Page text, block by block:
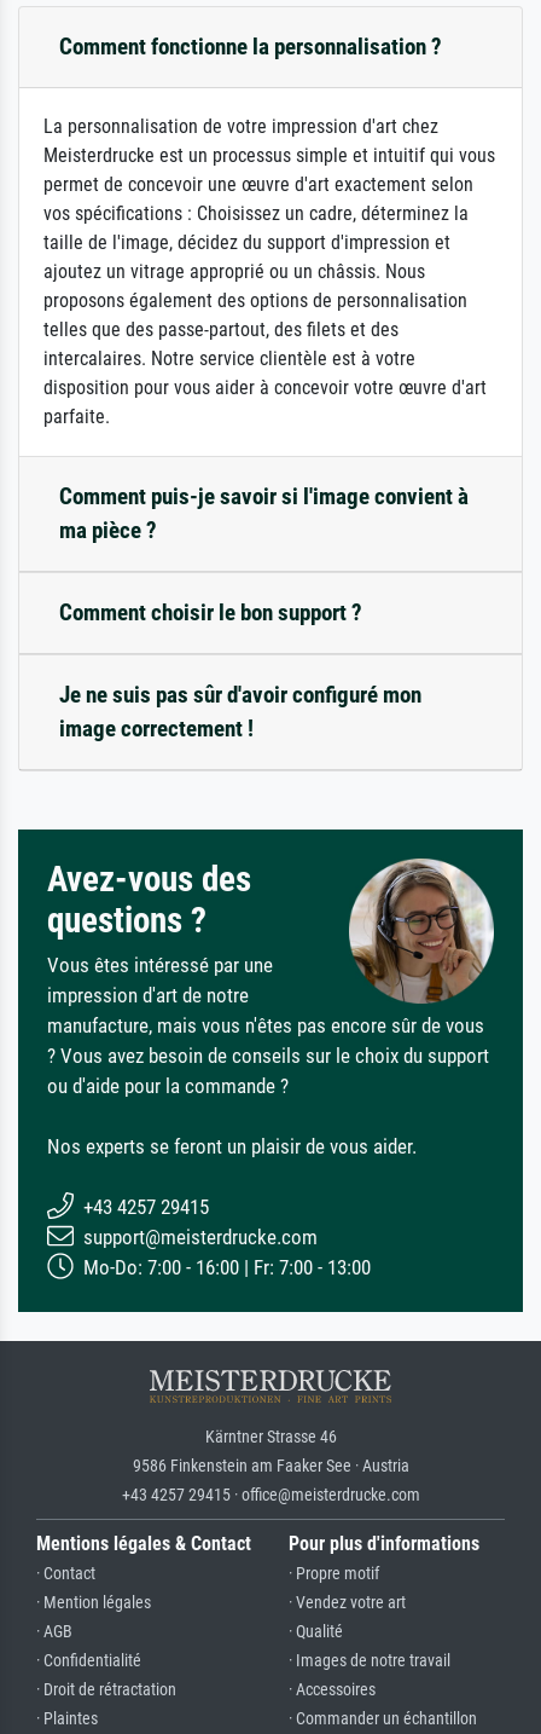
Comment fonctionne la personnalisation ?
La personnalisation de votre impression d'art chez
Meisterdrucke est un processus simple et intuitif qui vous
permet de concevoir une œuvre d'art exactement selon
vos spécifications : Choisissez un cadre, déterminez la
taille de l'image, décidez du support d'impression et
ajoutez un vitrage approprié ou un châssis. Nous
proposons également des options de personnalisation
telles que des passe-partout, des filets et des
intercalaires. Notre service clientèle est à votre
disposition pour vous aider à concevoir votre œuvre d'art
parfaite.
Comment puis-je savoir si l'image convient à
ma pièce ?
Comment choisir le bon support ?
Je ne suis pas sûr d'avoir configuré mon
image correctement !
Avez-vous des
questions ?
Vous êtes intéressé par une
impression d'art de notre
manufacture, mais vous n'êtes pas encore sûr de vous
? Vous avez besoin de conseils sur le choix du support
ou d'aide pour la commande ?
Nos experts se feront un plaisir de vous aider.
+43 4257 29415
support@meisterdrucke.com
Mo-Do: 7:00 - 16:00 | Fr: 7:00 - 13:00
Kärntner Strasse 46
9586 Finkenstein am Faaker See · Austria
+43 4257 29415 · office@meisterdrucke.com
Mentions légales & Contact
· Contact
· Mention légales
· AGB
· Confidentialité
· Droit de rétractation
· Plaintes
Pour plus d'informations
· Propre motif
· Vendez votre art
· Qualité
· Images de notre travail
· Accessoires
· Commander un échantillon